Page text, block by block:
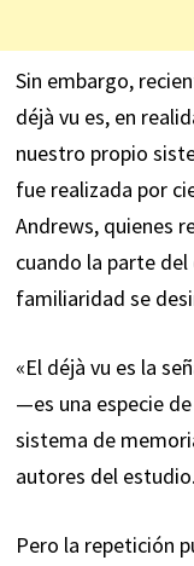
Sin embargo,
déjà vu es, en
nuestro propio
fue realizada por
Andrews, quienes
cuando la parte
familiaridad se
«El déjà vu es la
—es una especie
sistema de
autores del estudio.
Pero la repetición